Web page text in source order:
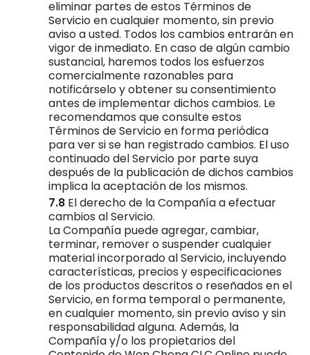
eliminar partes de estos Términos de
Servicio en cualquier momento, sin previo
aviso a usted. Todos los cambios entrarán en
vigor de inmediato. En caso de algún cambio
sustancial, haremos todos los esfuerzos
comercialmente razonables para
notificárselo y obtener su consentimiento
antes de implementar dichos cambios. Le
recomendamos que consulte estos
Términos de Servicio en forma periódica
para ver si se han registrado cambios. El uso
continuado del Servicio por parte suya
después de la publicación de dichos cambios
implica la aceptación de los mismos.
El derecho de la Compañía a efectuar
cambios al Servicio.
La Compañía puede agregar, cambiar,
terminar, remover o suspender cualquier
material incorporado al Servicio, incluyendo
características, precios y especificaciones
de los productos descritos o reseñados en el
Servicio, en forma temporal o permanente,
en cualquier momento, sin previo aviso y sin
responsabilidad alguna. Además, la
Compañía y/o los propietarios del